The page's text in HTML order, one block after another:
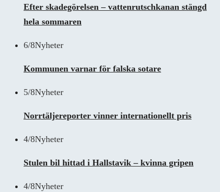
Efter skadegörelsen – vattenrutschkanan stängd
hela sommaren
6/8Nyheter
Kommunen varnar för falska sotare
5/8Nyheter
Norrtäljereporter vinner internationellt pris
4/8Nyheter
Stulen bil hittad i Hallstavik – kvinna gripen
4/8Nyheter